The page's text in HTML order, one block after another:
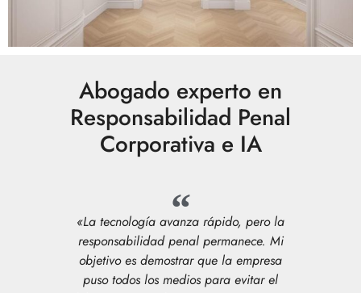
Abogado experto en
Responsabilidad Penal
Corporativa e IA
«La tecnología avanza rápido, pero la
responsabilidad penal permanece. Mi
objetivo es demostrar que la empresa
puso todos los medios para evitar el